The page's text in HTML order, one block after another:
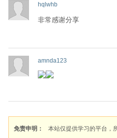
hqlwhb
非常感谢分享
amnda123
免责申明：
本站仅提供学习的平台，